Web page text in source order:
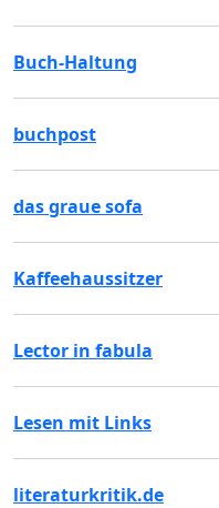
Buch-Haltung
buchpost
das graue sofa
Kaffeehaussitzer
Lector in fabula
Lesen mit Links
literaturkritik.de